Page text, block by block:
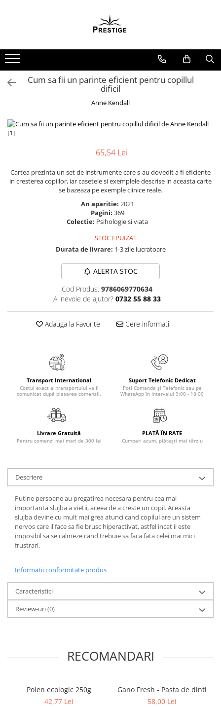
Noutati
Promotii
Pachete Speciale Carti
Arte Divinatorii
Astrologie
KidConnection
Vindecare Spirituala
Gastronomik
Medicina & Farmacie
Medicina Pentru Toti
SealfHealing
Sport
Starea de bine
AudioBook
Beletristica
Biografii, Memorii, Jurnale
Carti erotice
Crime, Thriller, Mistery
Cum sa fii un parinte eficient pentru copillul
dificil
Anne Kendall
65,54 Lei
Cartea prezinta un set de instrumente care s-au dovedit a fi eficiente
in cresterea copiilor, iar casetele si exemplele descrise in aceasta carte
se bazeaza pe exemple clinice reale.
An aparitie: 2021
Pagini: 369
Colectie: Psihologie si viata
STOC EPUIZAT
Durata de livrare: 1-3 zile lucratoare
ALERTA STOC
Cod Produs: 9786069770634
Ai nevoie de ajutor? 0732 55 88 33
Adauga la Favorite Cere informatii
Transport International
Costul exact al transportului va fi
comunicat după plasarea comenzii.
Suport Telefonic Dedicat
Poți Comanda și Telefonic sau pe
WhatsApp în Intervalul 9:00 - 18:00
Livrare Gratuită
Pentru comenzi mai mari de 300 lei
PLATĂ ÎN RATE
Cumperi acum, plătești mai târziu
Descriere
Putine persoane au pregatirea necesara pentru cea mai
importanta slujba a vietii, aceea de a creste un copil. Aceasta
slujba devine cu mult mai grea atunci cand copilul are un sistem
nervos care il face sa fie brusc hiperactivat, astfel incat ii este
imposibil sa se calmeze cand trebuie sa faca fata celei mai mici
frustrari.
Informatii conformitate produs
Caracteristici
Review-uri(0)
RECOMANDARI
Polen ecologic 250g
42,77 Lei
Gano Fresh - Pasta de dinti
58,00 Lei